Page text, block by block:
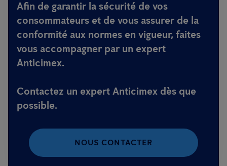
Afin de garantir la sécurité de vos
consommateurs et de vous assurer de la
conformité aux normes en vigueur, faites
vous accompagner par un expert
Anticimex.
Contactez un expert Anticimex dès que
possible.
NOUS CONTACTER